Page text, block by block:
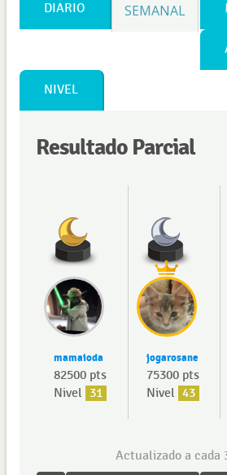
DIARIO SEMANAL
NIVEL
Resultado Parcial
mamaioda
82500 pts
Nivel 31
jogarosane
75300 pts
Nivel 43
Actualizado a cada